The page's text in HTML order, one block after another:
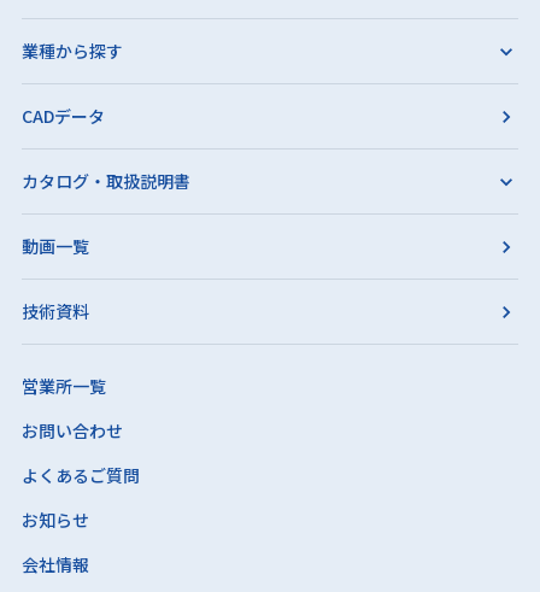
業種から探す
CADデータ
カタログ・取扱説明書
動画一覧
技術資料
営業所一覧
お問い合わせ
よくあるご質問
お知らせ
会社情報